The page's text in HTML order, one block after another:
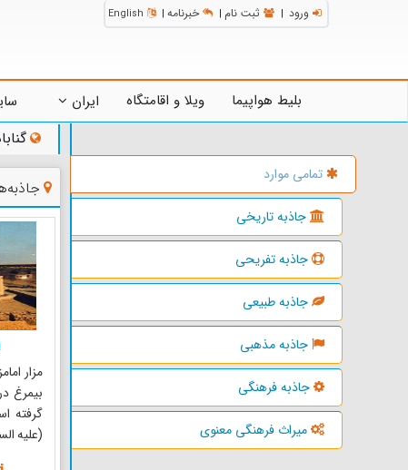
ورود | ثبت نام | خبرنامه |
English
بلیط هواپیما ویلا و اقامتگاه ایران
تمامی موارد
جاذبه تاریخی
جاذبه تفریحی
جاذبه طبیعی
جاذبه مذهبی
جاذبه فرهنگی
میراث فرهنگی معنوی
مزار
گرفته
(علیه